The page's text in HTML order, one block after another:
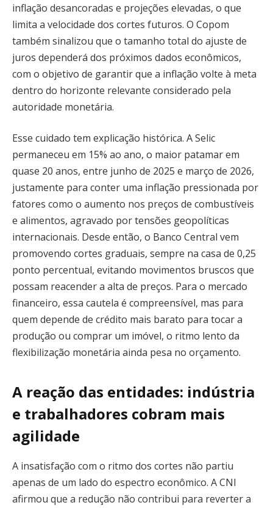
inflação desancoradas e projeções elevadas, o que
limita a velocidade dos cortes futuros. O Copom
também sinalizou que o tamanho total do ajuste de
juros dependerá dos próximos dados econômicos,
com o objetivo de garantir que a inflação volte à meta
dentro do horizonte relevante considerado pela
autoridade monetária.
Esse cuidado tem explicação histórica. A Selic
permaneceu em 15% ao ano, o maior patamar em
quase 20 anos, entre junho de 2025 e março de 2026,
justamente para conter uma inflação pressionada por
fatores como o aumento nos preços de combustíveis
e alimentos, agravado por tensões geopolíticas
internacionais. Desde então, o Banco Central vem
promovendo cortes graduais, sempre na casa de 0,25
ponto percentual, evitando movimentos bruscos que
possam reacender a alta de preços. Para o mercado
financeiro, essa cautela é compreensível, mas para
quem depende de crédito mais barato para tocar a
produção ou comprar um imóvel, o ritmo lento da
flexibilização monetária ainda pesa no orçamento.
A reação das entidades: indústria
e trabalhadores cobram mais
agilidade
A insatisfação com o ritmo dos cortes não partiu
apenas de um lado do espectro econômico. A CNI
afirmou que a redução não contribui para reverter a